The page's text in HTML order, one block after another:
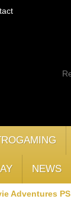
NEWS
Adventures